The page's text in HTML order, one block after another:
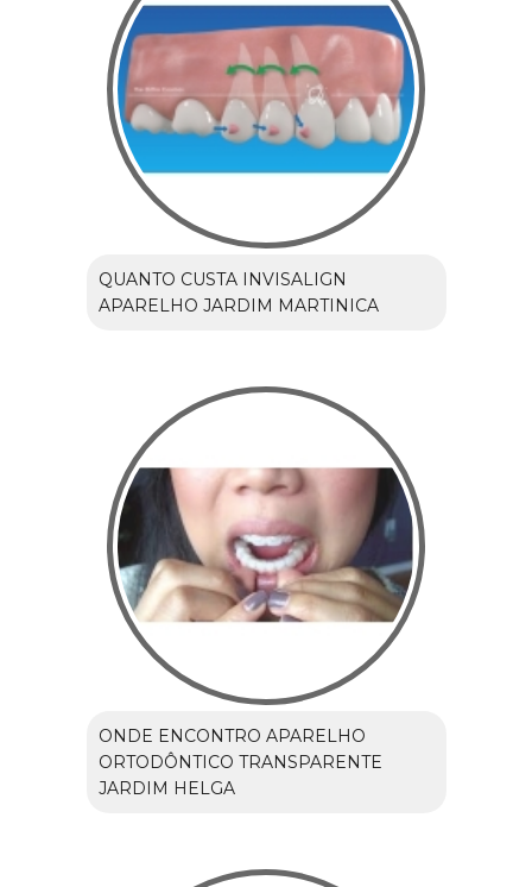
QUANTO CUSTA INVISALIGN
APARELHO JARDIM MARTINICA
ONDE ENCONTRO APARELHO
ORTODÔNTICO TRANSPARENTE
JARDIM HELGA